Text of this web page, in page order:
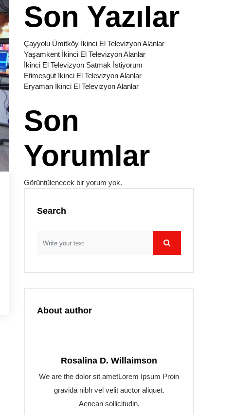
Son Yazılar
Çayyolu Ümitköy İkinci El Televizyon Alanlar
Yaşamkent İkinci El Televizyon Alanlar
İkinci El Televizyon Satmak İstiyorum
Etimesgut İkinci El Televizyon Alanlar
Eryaman İkinci El Televizyon Alanlar
Son
Yorumlar
Görüntülenecek bir yorum yok.
Search
About author
Rosalina D. Willaimson
We are the dolor sit ametLorem Ipsum Proin
gravida nibh vel velit auctor aliquet.
Aenean sollicitudin.